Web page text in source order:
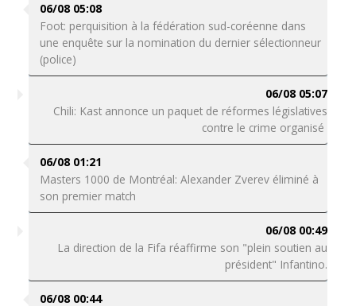
06/08 05:08
Foot: perquisition à la fédération sud-coréenne dans
une enquête sur la nomination du dernier sélectionneur
(police)
06/08 05:07
Chili: Kast annonce un paquet de réformes législatives
contre le crime organisé
06/08 01:21
Masters 1000 de Montréal: Alexander Zverev éliminé à
son premier match
06/08 00:49
La direction de la Fifa réaffirme son "plein soutien au
président" Infantino.
06/08 00:44